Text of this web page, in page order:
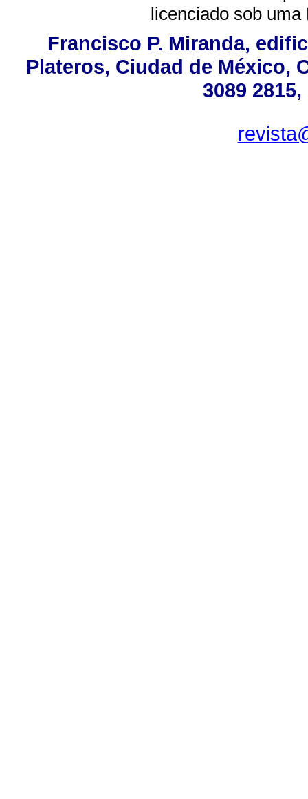
licenciado sob uma
Francisco P. Miranda,
Plateros, Ciudad de México,
3089